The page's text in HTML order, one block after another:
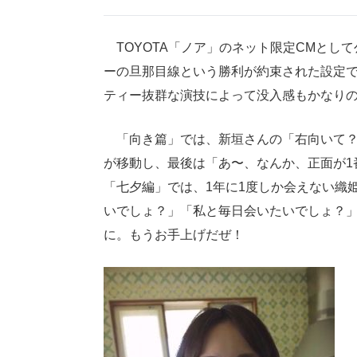
TOYOTA「ノア」のネット限定CMとし
ーの旦那目線という勝利が約束された設定
ティー抜群な演技によって没入感もかなり
「向き篇」では、新垣さんの「右向いて
が移動し、最後は「あ〜、なんか、正面が
「七夕編」では、1年に1度しか会えない
いでしょ？」「私と毎日会いたいでしょ？
に。もうお手上げだぜ！